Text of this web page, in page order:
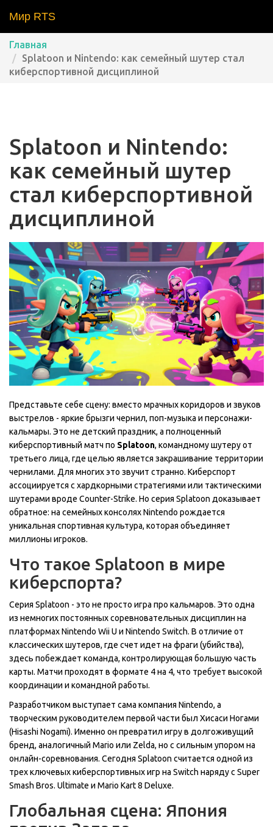
Мир RTS
Главная
Splatoon и Nintendo: как семейный шутер стал
киберспортивной дисциплиной
Splatoon и Nintendo:
как семейный шутер
стал киберспортивной
дисциплиной
Представьте себе сцену: вместо мрачных коридоров и звуков
выстрелов - яркие брызги чернил, поп-музыка и персонажи-
кальмары. Это не детский праздник, а полноценный
киберспортивный матч по Splatoon, командному шутеру от
третьего лица, где целью является закрашивание территории
чернилами. Для многих это звучит странно. Киберспорт
ассоциируется с хардкорными стратегиями или тактическими
шутерами вроде Counter-Strike. Но серия Splatoon доказывает
обратное: на семейных консолях Nintendo рождается
уникальная спортивная культура, которая объединяет
миллионы игроков.
Что такое Splatoon в мире
киберспорта?
Серия Splatoon - это не просто игра про кальмаров. Это одна
из немногих постоянных соревновательных дисциплин на
платформахNintendo Wii U и Nintendo Switch. В отличие от
классических шутеров, где счет идет на фраги (убийства),
здесь побеждает команда, контролирующая большую часть
карты. Матчи проходят в формате 4 на 4, что требует высокой
координации и командной работы.
Разработчиком выступает сама компания Nintendo, а
творческим руководителем первой части был Хисаси Ногами
(Hisashi Nogami). Именно он превратил игру в долгоживущий
бренд, аналогичный Mario или Zelda, но с сильным упором на
онлайн-соревнования. Сегодня Splatoon считается одной из
трех ключевых киберспортивных игр на Switch наряду с Super
Smash Bros. Ultimate и Mario Kart 8 Deluxe.
Глобальная сцена: Япония